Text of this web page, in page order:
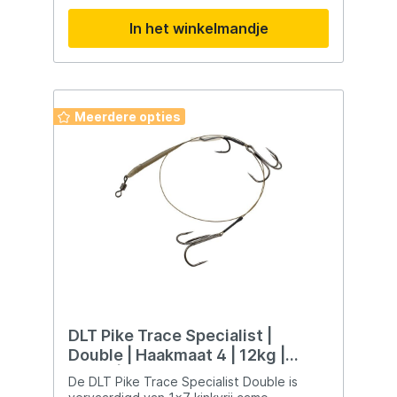
tijdens het vissen keurig op hun plek
blijven. Wanneer men een vis haakt zullen
de pinnetjes los komen uit de softbait. De
kop van de rig kan je eenvoudig inn de
draaien.
In het winkelmandje
Meerdere opties
DLT Pike Trace Specialist |
Double | Haakmaat 4 | 12kg |
60cm | Onderlijn
De DLT Pike Trace Specialist Double is